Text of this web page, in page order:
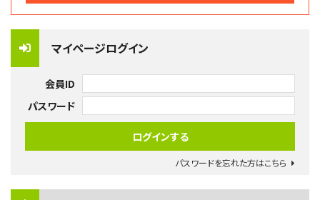
マイページログイン
会員ID
パスワード
パスワードを忘れた方はこちら